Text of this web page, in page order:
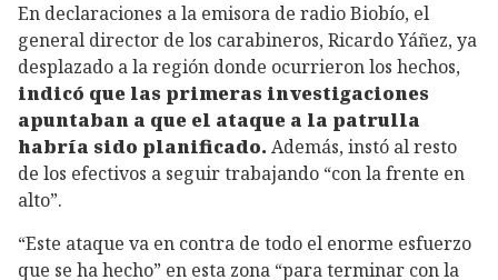
En declaraciones a la emisora de radio Biobío, el
general director de los carabineros, Ricardo Yáñez, ya
desplazado a la región donde ocurrieron los hechos,
indicó que las primeras investigaciones
apuntaban a que el ataque a la patrulla
habría sido planificado. Además, instó al resto
de los efectivos a seguir trabajando “con la frente en
alto”.
“Este ataque va en contra de todo el enorme esfuerzo
que se ha hecho” en esta zona “para terminar con la